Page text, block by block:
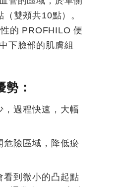
雙頰共10點）。
的 PROFHILO 便
下臉部的肌膚組
：
，過程快速，大幅
危險區域，降低瘀
看到微小的凸起點